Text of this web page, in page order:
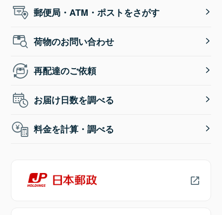
郵便局・ATM・ポストをさがす
荷物のお問い合わせ
再配達のご依頼
お届け日数を調べる
料金を計算・調べる